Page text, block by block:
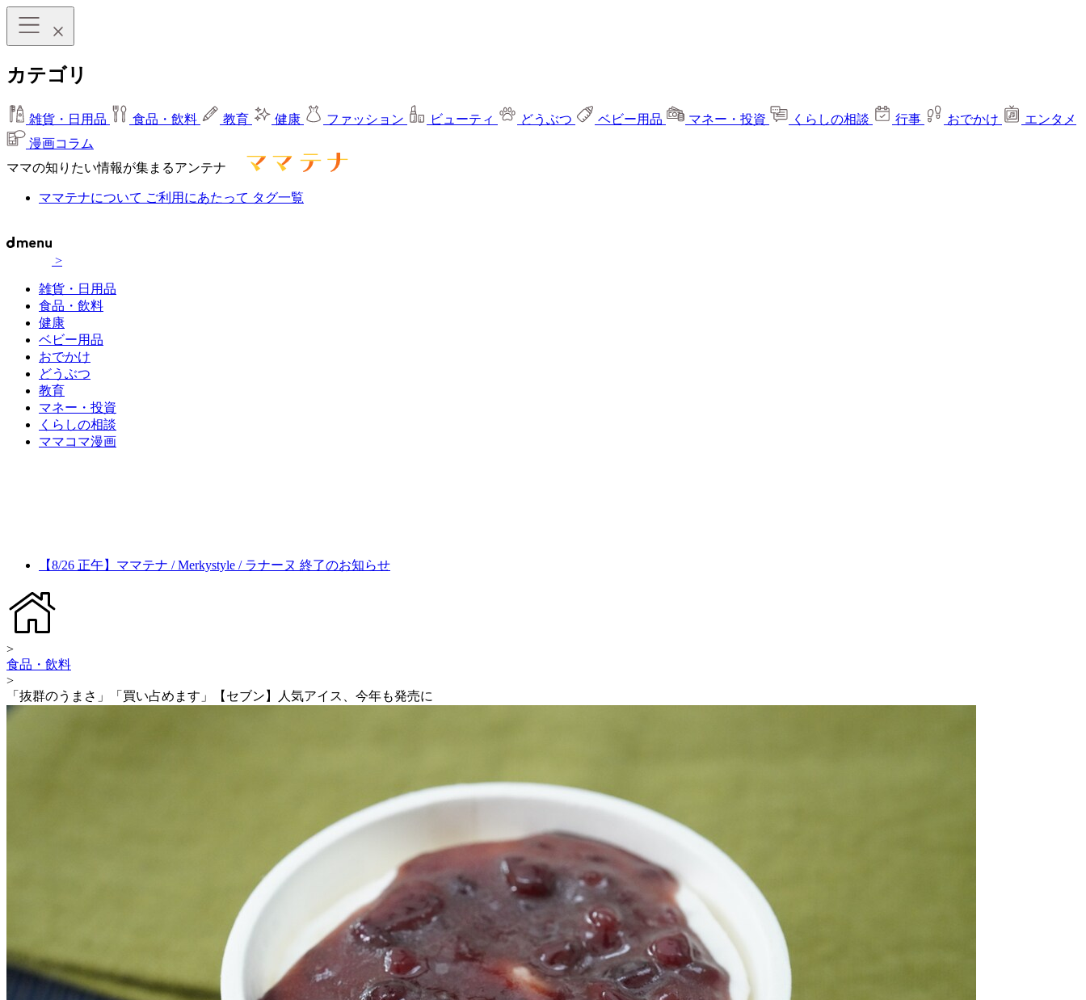
カテゴリ
雑貨・日用品 食品・飲料 教育 健康 ファッション ビューティ どうぶつ ベビー用品 マネー・投資 くらしの相談 行事 おでかけ
エンタメ
漫画コラム
ママの知りたい情報が集まるアンテナ
ママテナについて ご利用にあたって タグ一覧
>
雑貨・日用品
食品・飲料
健康
ベビー用品
おでかけ
どうぶつ
教育
マネー・投資
くらしの相談
ママコマ漫画
【8/26 正午】ママテナ / Merkystyle / ラナーヌ 終了のお知らせ
>
食品・飲料
>
「抜群のうまさ」「買い占めます」【セブン】人気アイス、今年も発売に